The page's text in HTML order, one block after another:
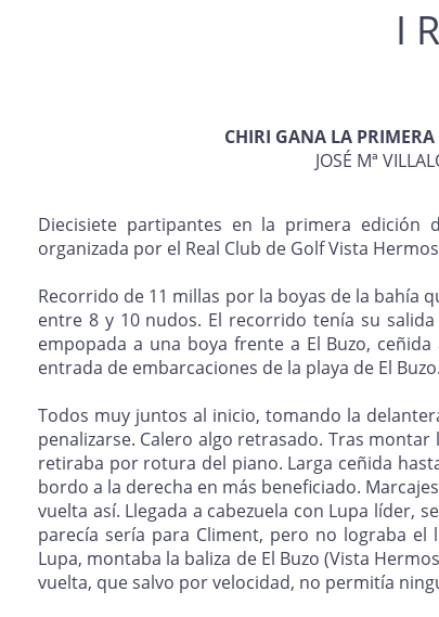
I
CHIRI GANA LA
JOSÉ Mª
Diecisiete partipantes en la primera
organizada por el Real Club de Golf Vista
Recorrido de 11 millas por la boyas de la
entre 8 y 10 nudos. El recorrido tenía su
empopada a una boya frente a El Buzo,
entrada de embarcaciones de la playa de El Buzo.
Todos muy juntos al inicio, tomando la
penalizarse. Calero algo retrasado. Tras
retiraba por rotura del piano. Larga ceñida
bordo a la derecha en más beneficiado.
vuelta así. Llegada a cabezuela con Lupa líder,
parecía sería para Climent, pero no lograba
Lupa, montaba la baliza de El Buzo (Vista
vuelta, que salvo por velocidad, no permitía